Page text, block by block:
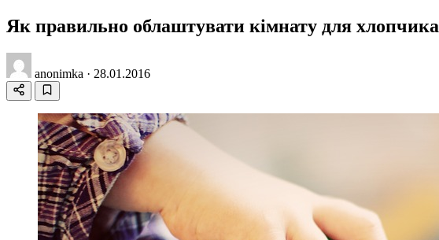
Як правильно облаштувати кімнату для хлопчика
anonimka · 28.01.2016